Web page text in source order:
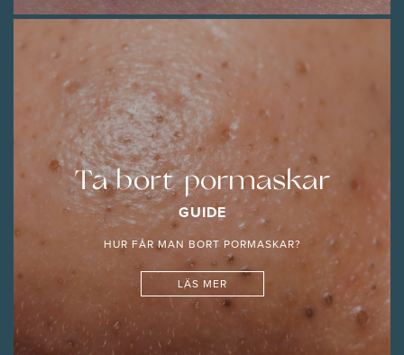
Ta bort pormaskar
GUIDE
HUR FÅR MAN BORT PORMASKAR?
LÄS MER